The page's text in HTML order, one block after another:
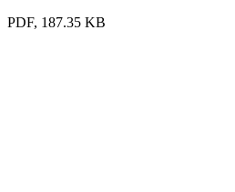
PDF, 187.35 KB